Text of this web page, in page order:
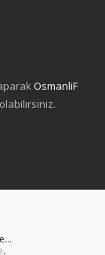
OsmanliF
.